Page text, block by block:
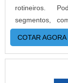
rotineiros.
segmentos,
laboratórios,
destaque
ajudar no
COTAR AGORA